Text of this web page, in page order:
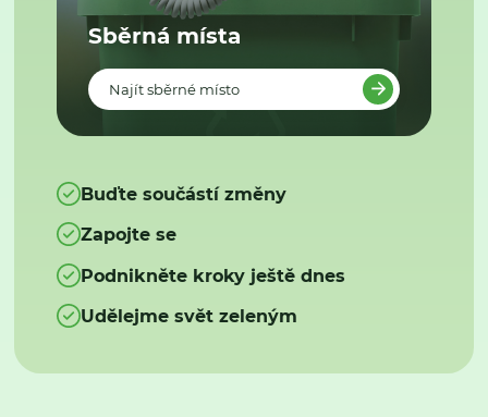
Sběrná místa
Najít sběrné místo
Buďte součástí změny
Zapojte se
Podnikněte kroky ještě dnes
Udělejme svět zeleným